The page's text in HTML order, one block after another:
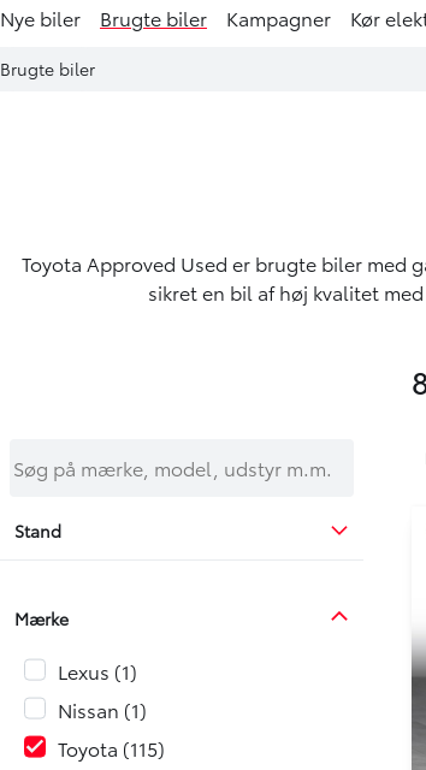
Nye biler Brugte biler Kampagner Kør
Brugte biler
Toyota Approved Used er brugte biler med
sikret en bil af høj kvalitet
Stand
Mærke
Lexus 1
Nissan 1
Toyota 115